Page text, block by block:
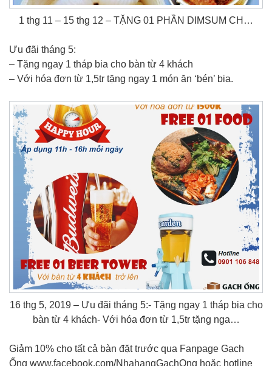
1 thg 11 – 15 thg 12 – TẶNG 01 PHẦN DIMSUM CH…
Ưu đãi tháng 5:
– Tặng ngay 1 tháp bia cho bàn từ 4 khách
– Với hóa đơn từ 1,5tr tặng ngay 1 món ăn ‘bén’ bia.
16 thg 5, 2019 – Ưu đãi tháng 5:- Tặng ngay 1 tháp bia cho
bàn từ 4 khách- Với hóa đơn từ 1,5tr tặng nga…
Giảm 10% cho tất cả bàn đặt trước qua Fanpage Gạch
Ống www.facebook.com/NhahangGachOng hoặc hotline